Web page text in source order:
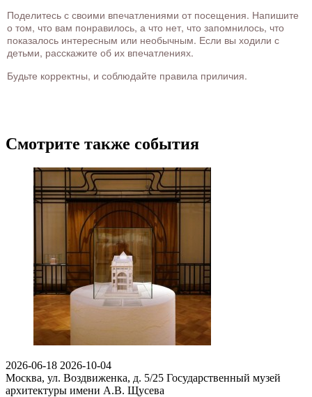
Поделитесь с своими впечатлениями от посещения. Напишите
о том, что вам понравилось, а что нет, что запомнилось, что
показалось интересным или необычным. Если вы ходили с
детьми, расскажите об их впечатлениях.
Будьте корректны, и соблюдайте правила приличия.
Смотрите также события
2026-06-18 2026-10-04
Москва, ул. Воздвиженка, д. 5/25 Государственный музей
архитектуры имени А.В. Щусева